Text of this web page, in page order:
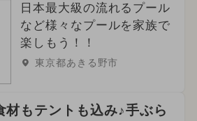
ント
ント
ント
日本最大級の流れるプール
など様々なプールを家族で
楽しもう！！
東京都あきる野市
もテントも込み♪手ぶら